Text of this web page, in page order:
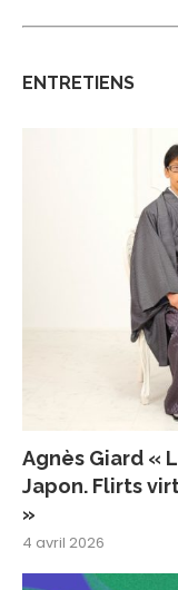
ENTRETIENS
Agnès Giard «
Japon. Flirts
»
4 avril 2026